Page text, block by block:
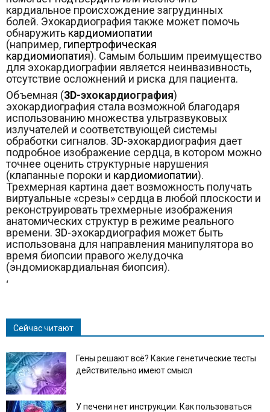
кардиальное происхождение загрудинных
болей. Эхокардиография также может помочь
обнаружить кардиомиопатии
(например, гипертрофическая
кардиомиопатия). Самым большим преимущество
для эхокардиографии является неинвазивность,
отсутствие осложнений и риска для пациента.
Объемная (3D-эхокардиография)
эхокардиография стала возможной благодаря
использованию множества ультразвуковых
излучателей и соответствующей системы
обработки сигналов. 3D-эхокардиография дает
подробное изображение сердца, в котором можно
точнее оценить структурные нарушения
(клапанные пороки и кардиомиопатии).
Трехмерная картина дает возможность получать
виртуальные «срезы» сердца в любой плоскости и
реконструировать трехмерные изображения
анатомических структур в режиме реального
времени. 3D-эхокардиография может быть
использована для направления манипулятора во
время биопсии правого желудочка
(эндомиокардиальная биопсия).
‘
Сейчас читают
Гены решают всё? Какие генетические тесты
действительно имеют смысл
У печени нет инструкции. Как пользоваться